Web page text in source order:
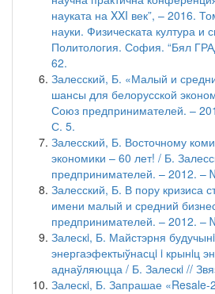
науката на XXI век”, – 2016.
науки. Физическата култура
Политология. София. “Бял
62.
Залесский, Б. «Малый и
шансы для белорусской
Союз предпринимателей. –
С. 5.
Залесский, Б. Восточному
экономики – 60 лет! / Б.
предпринимателей. – 2012. –
Залесский, Б. В пору кризиса
имени малый и средний
предпринимателей. – 2012.
Залескi, Б. Майстэрня
энергаэфектыўнасцi i крынiц
аднаўляюцца / Б. Залескi //
Залескi, Б. Запрашае «Resale-